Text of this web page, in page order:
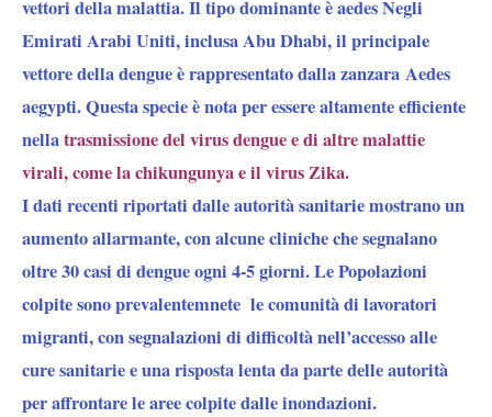
vettori della malattia. Il tipo dominante è aedes Negli
Emirati Arabi Uniti, inclusa Abu Dhabi, il principale
vettore della dengue è rappresentato dalla zanzara Aedes
aegypti. Questa specie è nota per essere altamente efficiente
nellatrasmissione del virus dengue e di altre malattie
virali, come la chikungunya e il virus Zika.
I dati recenti riportati dalle autorità sanitarie mostrano un
aumento allarmante, con alcune cliniche che segnalano
oltre 30 casi di dengue ogni 4-5 giorni. Le Popolazioni
colpite sono prevalentemnete le comunità di lavoratori
migranti, con segnalazioni di difficoltà nell’accesso alle
cure sanitarie e una risposta lenta da parte delle autorità
per affrontare le aree colpite dalle inondazioni.